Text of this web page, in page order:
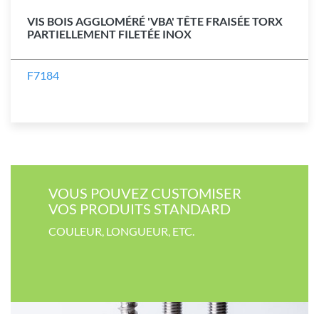
VIS BOIS AGGLOMÉRÉ 'VBA' TÊTE FRAISÉE TORX
PARTIELLEMENT FILETÉE INOX
F7184
VOUS POUVEZ CUSTOMISER​
VOS PRODUITS STANDARD
COULEUR​, LONGUEUR, ETC.